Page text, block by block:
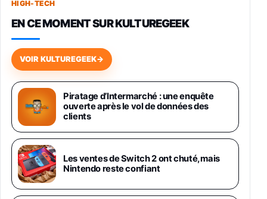
749,99€
648,63€834,71€
Samsung Galaxy Miracle Ultra, Smartphone
Android 5G avec Galaxy AI, 512 Go,
Chargeur Secteur Rapide 25W Inclus,
Smartphone déverrouillé, Noir, Version FR
1019€
Galaxy S26 Ultra 512 Go Bleu
1019€1399€ Fnac (Vendeur Tiers)
HIGH-TECH
EN CE MOMENT SUR KULTUREGEEK
VOIR KULTUREGEEK→
Piratage d’Intermarché : une enquête
ouverte après le vol de données des
clients
Les ventes de Switch 2 ont chuté, mais
Nintendo reste confiant